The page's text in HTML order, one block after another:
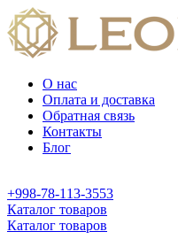
О нас
Оплата и доставка
Обратная связь
Контакты
Блог
+998-78-113-3553
Каталог товаров
Каталог товаров